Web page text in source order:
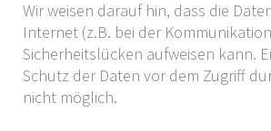
Wir weisen darauf hin, dass die
Internet (z.B. bei der
Sicherheitslücken aufweisen kann.
Schutz der Daten vor dem Zugriff
nicht möglich.